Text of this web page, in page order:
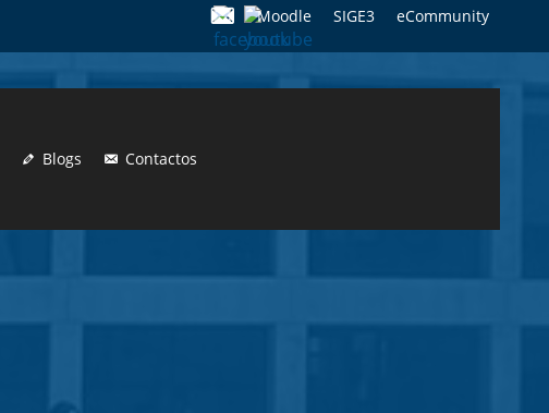
Moodle SIGE3 eCommunity
Blogs Contactos